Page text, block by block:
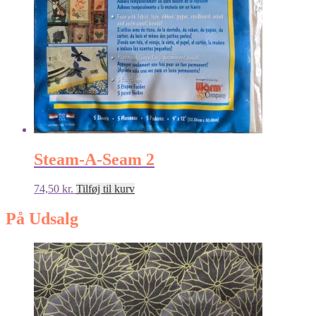
Steam-A-Seam 2
74,50 kr. Tilføj til kurv
På Udsalg